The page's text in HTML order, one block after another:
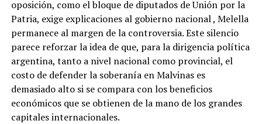
oposición, como el bloque de diputados de Unión por la
Patria, exige explicaciones al gobierno nacional, Melella
permanece al margen de la controversia. Este silencio
parece reforzar la idea de que, para la dirigencia política
argentina, tanto a nivel nacional como provincial, el
costo de defender la soberanía en Malvinas es
demasiado alto si se compara con los beneficios
económicos que se obtienen de la mano de los grandes
capitales internacionales.